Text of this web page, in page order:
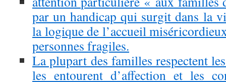
par un handicap qui surgit dans la
la logique de l’accueil
personnes fragiles.
La plupart des familles respectent
les entourent d’affection et les